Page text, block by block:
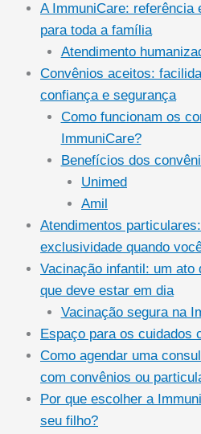
A ImmuniCare: referência
para toda a família
Atendimento
Convênios aceitos:
confiança e segurança
Como funcionam os
ImmuniCare?
Benefícios dos
Unimed
Amil
Atendimentos
exclusividade quando
Vacinação infantil: um ato
que deve estar em dia
Vacinação segura na
Espaço para os cuidados
Como agendar uma
com convênios ou
Por que escolher a
seu filho?